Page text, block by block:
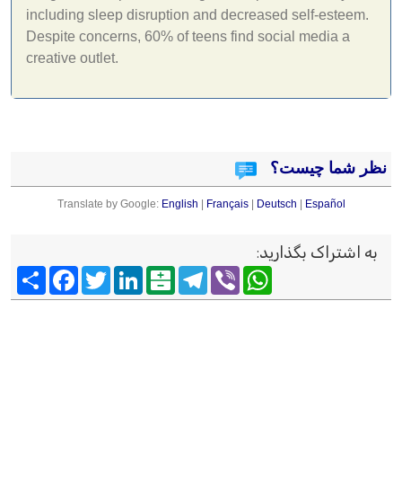
including sleep disruption and decreased self-esteem.
Despite concerns, 60% of teens find social media a
creative outlet.
نظر شما چیست؟
Translate by Google: English Français| Deutsch Español
به اشتراک بگذارید:
FacebookTwitter
LinkedInBalatarin
TelegramViber
WhatsApp